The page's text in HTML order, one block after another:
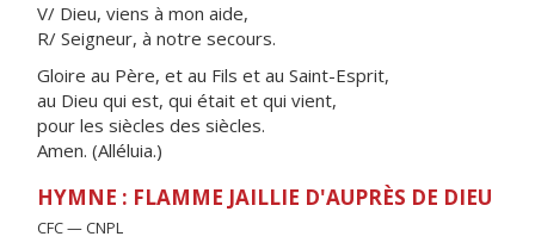
V/ Dieu, viens à mon aide,
R/ Seigneur, à notre secours.
Gloire au Père, et au Fils et au Saint-Esprit,
au Dieu qui est, qui était et qui vient,
pour les siècles des siècles.
Amen. (Alléluia.)
HYMNE : FLAMME JAILLIE D'AUPRÈS DE DIEU
CFC — CNPL